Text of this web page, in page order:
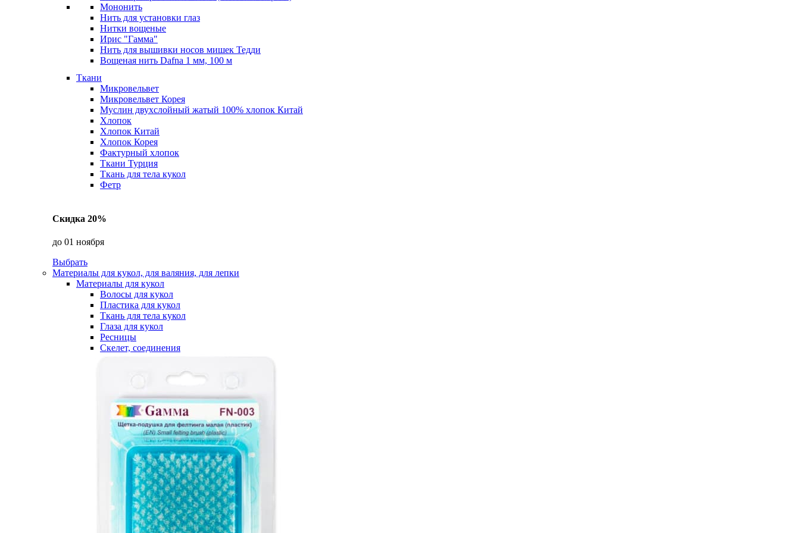
Мононить
Нить для установки глаз
Нитки вощеные
Ирис "Гамма"
Нить для вышивки носов мишек Тедди
Вощеная нить Dafna 1 мм, 100 м
Ткани
Микровельвет
Микровельвет Корея
Муслин двухслойный жатый 100% хлопок Китай
Хлопок
Хлопок Китай
Хлопок Корея
Фактурный хлопок
Ткани Турция
Ткань для тела кукол
Фетр
Скидка 20%
до 01 ноября
Выбрать
Материалы для кукол, для валяния, для лепки
Материалы для кукол
Волосы для кукол
Пластика для кукол
Ткань для тела кукол
Глаза для кукол
Ресницы
Скелет, соединения